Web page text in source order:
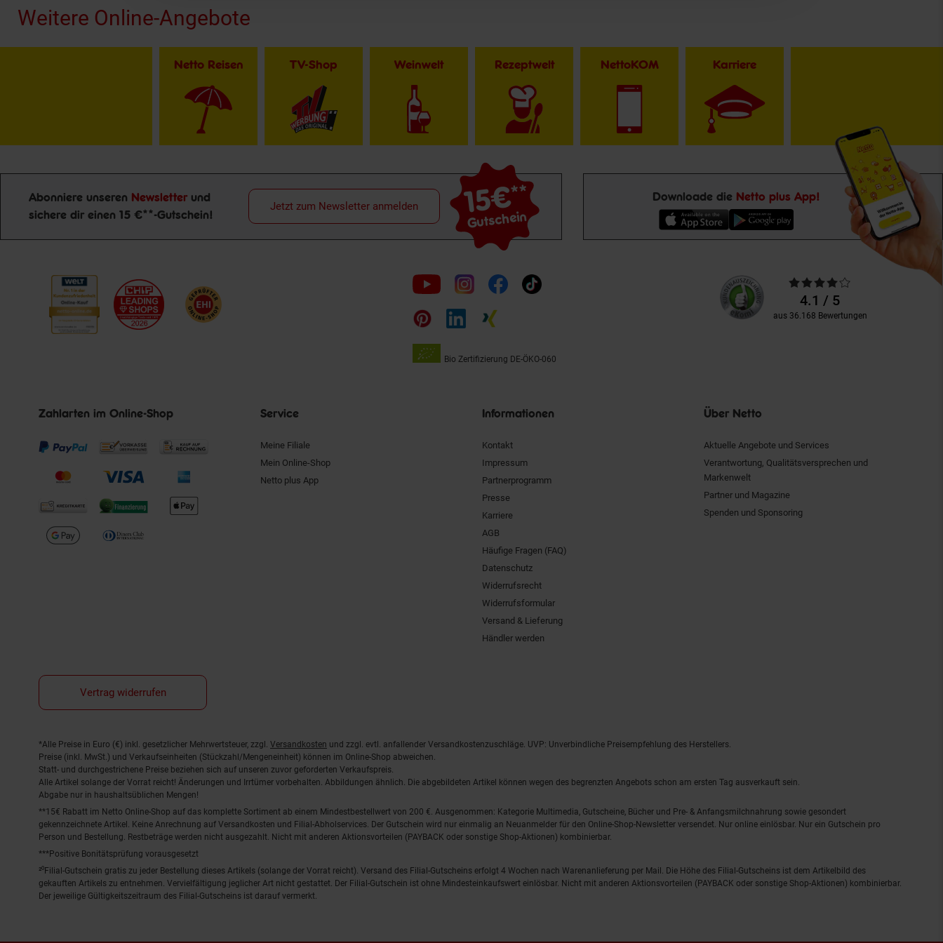
Weitere Online-Angebote
Netto Reisen TV-Shop Weinwelt Rezeptwelt NettoKOM Karriere
Newsletter Anmeldung
Abonniere unseren Newsletter und
sichere dir einen 15 €**-Gutschein!
15€**
Gutschein
Jetzt zum Newsletter anmelden
Downloade die Netto plus App!
Folge
uns
auf
Bio Zertifizierung DE-ÖKO-060
Unsere
Kundenbewertungen
Durchschnittliche
Bewertungen4.1 / 5
aus 36.168 Bewertungen
Zahlarten im Online-Shop Service
Meine Filiale
Mein Online-Shop
Netto plus App
Informationen
Kontakt
Impressum
Partnerprogramm
Presse
Karriere
AGB
Häufige Fragen (FAQ)
Datenschutz
Widerrufsrecht
Widerrufsformular
Versand & Lieferung
Händler werden
Über Netto
Aktuelle Angebote und Services
Verantwortung, Qualitätsversprechen und
Markenwelt
Partner und Magazine
Spenden und Sponsoring
Vertrag widerrufen
Fußnoten
*Alle Preise in Euro (€) inkl. gesetzlicher Mehrwertsteuer, zzgl. Versandkosten und zzgl. evtl. anfallender Versandkostenzuschläge. UVP: Unverbindliche Preisempfehlung des Herstellers.
Preise (inkl. MwSt.) und Verkaufseinheiten (Stückzahl/Mengeneinheit) können im Online-Shop abweichen.
Statt- und durchgestrichene Preise beziehen sich auf unseren zuvor geforderten Verkaufspreis.
Alle Artikel solange der Vorrat reicht! Änderungen und Irrtümer vorbehalten. Abbildungen ähnlich. Die abgebildeten Artikel können wegen des begrenzten Angebots schon am ersten Tag ausverkauft sein.
Abgabe nur in haushaltsüblichen Mengen!
**15€ Rabatt im Netto Online-Shop auf das komplette Sortiment ab einem Mindestbestellwert von 200 €. Ausgenommen: Kategorie Multimedia, Gutscheine, Bücher und Pre- & Anfangsmilchnahrung sowie gesondert
gekennzeichnete Artikel. Keine Anrechnung auf Versandkosten und Filial-Abholservices. Der Gutschein wird nur einmalig an Neuanmelder für den Online-Shop-Newsletter versendet. Nur online einlösbar. Nur ein Gutschein pro
Person und Bestellung. Restbeträge werden nicht ausgezahlt. Nicht mit anderen Aktionsvorteilen (PAYBACK oder sonstige Shop-Aktionen) kombinierbar.
***Positive Bonitätsprüfung vorausgesetzt
²⁰Filial-Gutschein gratis zu jeder Bestellung dieses Artikels (solange der Vorrat reicht). Versand des Filial-Gutscheins erfolgt 4 Wochen nach Warenanlieferung per Mail. Die Höhe des Filial-Gutscheins ist dem Artikelbild des
gekauften Artikels zu entnehmen. Vervielfältigung jeglicher Art nicht gestattet. Der Filial-Gutschein ist ohne Mindesteinkaufswert einlösbar. Nicht mit anderen Aktionsvorteilen (PAYBACK oder sonstige Shop-Aktionen) kombinierbar.
Der jeweilige Gültigkeitszeitraum des Filial-Gutscheins ist darauf vermerkt.